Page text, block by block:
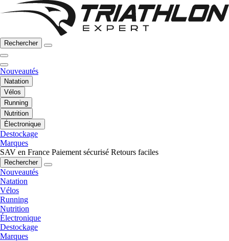
Rechercher
Nouveautés
Natation
Vélos
Running
Nutrition
Électronique
Destockage
Marques
SAV en France Paiement sécurisé Retours faciles
Rechercher
Nouveautés
Natation
Vélos
Running
Nutrition
Électronique
Destockage
Marques